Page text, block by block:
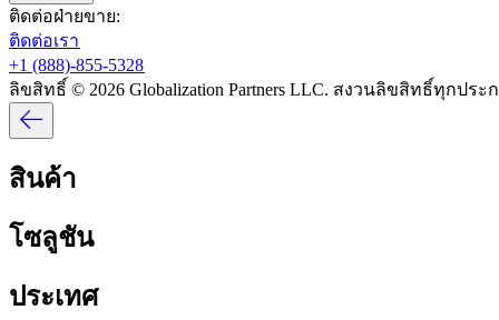
ติดต่อฝ่ายขาย:​​
ติดต่อเรา​​
+1 (888)-855-5328​​
ลิขสิทธิ์ © 2026 Globalization Partners LLC. สงวนลิขสิทธิ์ทุกประ
สินค้า​​
โซลูชัน​​
ประเทศ​​